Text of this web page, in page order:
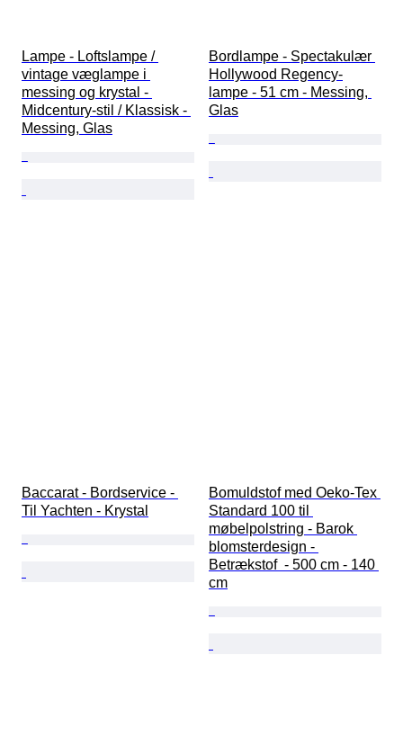
Lampe - Loftslampe /
vintage væglampe i
messing og krystal -
Midcentury-stil / Klassisk -
Messing, Glas
Bordlampe - Spectakulær
Hollywood Regency-
lampe - 51 cm - Messing,
Glas
Baccarat - Bordservice -
Til Yachten - Krystal
Bomuldstof med Oeko-Tex
Standard 100 til
møbelpolstring - Barok
blomsterdesign -
Betrækstof  - 500 cm - 140
cm